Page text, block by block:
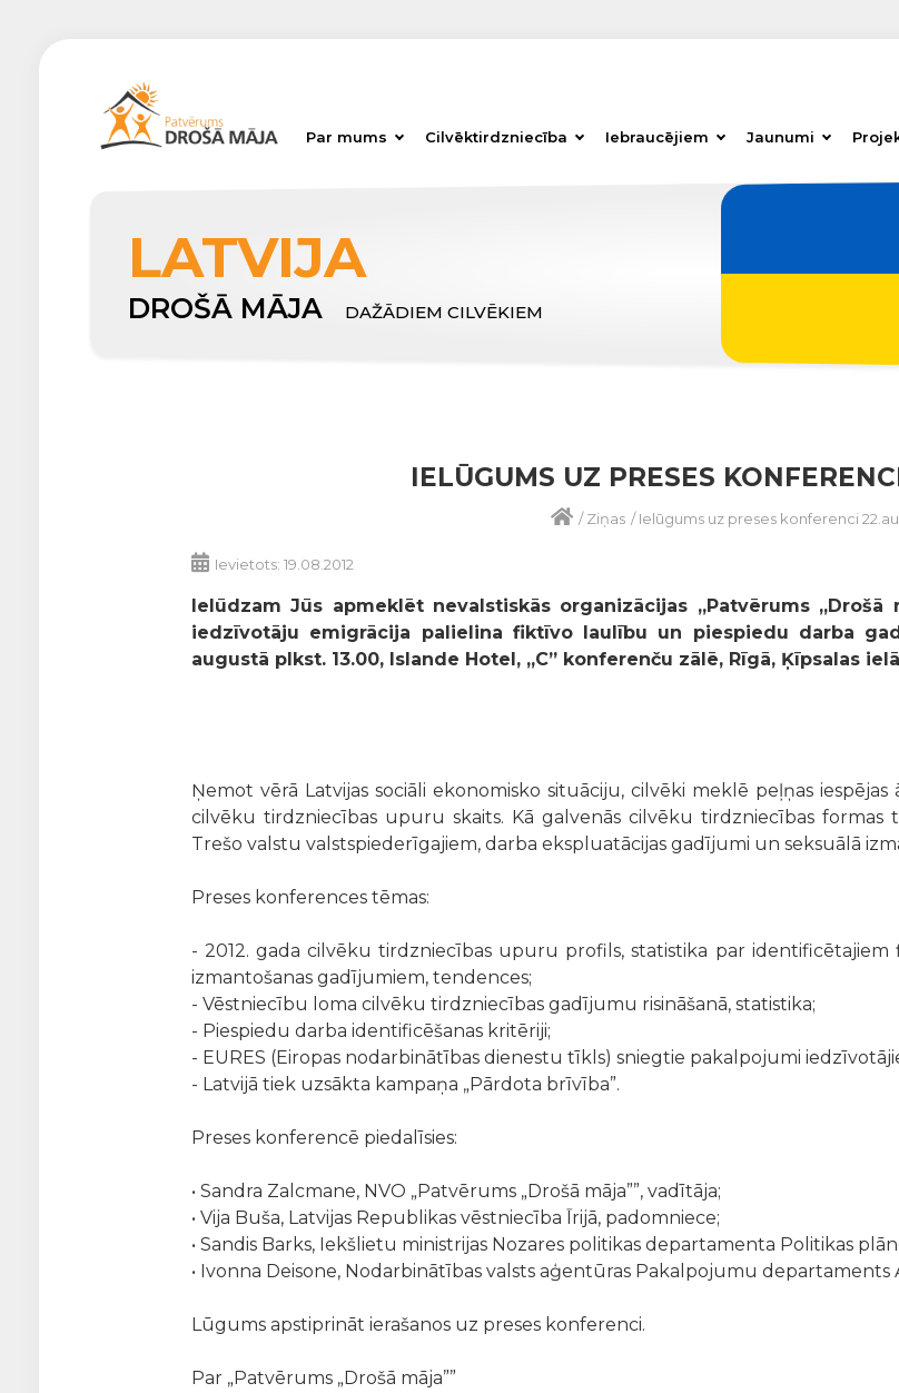
Par mums Cilvēktirdzniecība Iebraucējiem Jaunumi
LATVIJA
DROŠĀ MĀJA DAŽĀDIEM CILVĒKIEM
IELŪGUMS UZ PRESES
/Ziņas /Ielūgums uz preses konferenci
Ievietots: 19.08.2012
Ielūdzam Jūs apmeklēt nevalstiskās organizācijas „Patvērums
iedzīvotāju emigrācija palielina fiktīvo laulību un piespiedu darba
augustā plkst. 13.00, Islande Hotel, „C” konferenču zālē, Rīgā, Ķīpsalas
Ņemot vērā Latvijas sociāli ekonomisko situāciju, cilvēki meklē peļņas
cilvēku tirdzniecības upuru skaits. Kā galvenās cilvēku tirdzniecības
Trešo valstu valstspiederīgajiem, darba ekspluatācijas gadījumi un seksuālā
Preses konferences tēmas:
- 2012. gada cilvēku tirdzniecības upuru profils, statistika par
izmantošanas gadījumiem, tendences;
- Vēstniecību loma cilvēku tirdzniecības gadījumu risināšanā, statistika;
- Piespiedu darba identificēšanas kritēriji;
- EURES (Eiropas nodarbinātības dienestu tīkls) sniegtie pakalpojumi
- Latvijā tiek uzsākta kampaņa „Pārdota brīvība”.
Preses konferencē piedalīsies:
• Sandra Zalcmane, NVO „Patvērums „Drošā māja””, vadītāja;
• Vija Buša, Latvijas Republikas vēstniecība Īrijā, padomniece;
• Sandis Barks, Iekšlietu ministrijas Nozares politikas departamenta Politikas
• Ivonna Deisone, Nodarbinātības valsts aģentūras Pakalpojumu departaments
Lūgums apstiprināt ierašanos uz preses konferenci.
Par „Patvērums „Drošā māja””